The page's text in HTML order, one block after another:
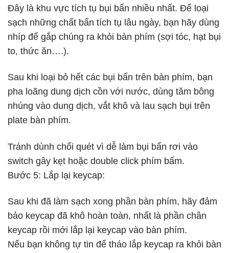
Đây là khu vực tích tụ bụi bẩn nhiều nhất. Để loại
sạch những chất bẩn tích tụ lâu ngày, bạn hãy dùng
nhíp để gắp chúng ra khỏi bàn phím (sợi tóc, hạt bụi
to, thức ăn….).
Sau khi loại bỏ hết các bụi bẩn trên bàn phím, bạn
pha loãng dung dịch cồn với nước, dùng tăm bông
nhúng vào dung dịch, vắt khô và lau sạch bụi trên
plate bàn phím.
Tránh dùnh chổi quét vì dễ làm bụi bẩn rơi vào
switch gây kẹt hoặc double click phím bấm.
Bước 5: Lắp lại keycap:
Sau khi đã làm sạch xong phần bàn phím, hãy đảm
bảo keycap đã khô hoàn toàn, nhất là phần chân
keycap rồi mới lắp lại keycap vào bàn phím.
Nếu bạn không tự tin để tháo lắp keycap ra khỏi bàn